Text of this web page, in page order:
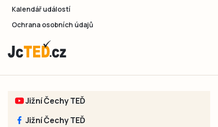
Kalendář událostí
Ochrana osobních údajů
Jižní Čechy TEĎ
Jižní Čechy TEĎ